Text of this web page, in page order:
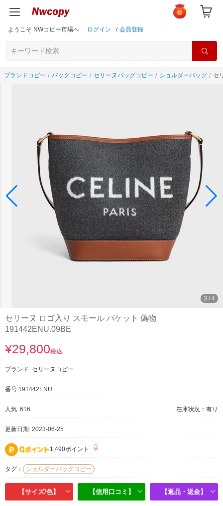
ようこそ NWコピー市場へ ログイン / 会員登録
ブランドコピー バッグコピー セリーヌバッグコピー ショルダーバッグ セ
3 / 4
セリーヌ ロゴ入り スモール バケット 偽物
191442ENU.09BE
¥29,800税込
ブランド: セリーヌコピー
番号:191442ENU
人気: 616 在庫状況：有り
更新日期: 2023-06-25
1,490ポイント
タグ： ショルダーバッグコピー
【サイズ/色】 【信用口コミ】 【返品・返金】